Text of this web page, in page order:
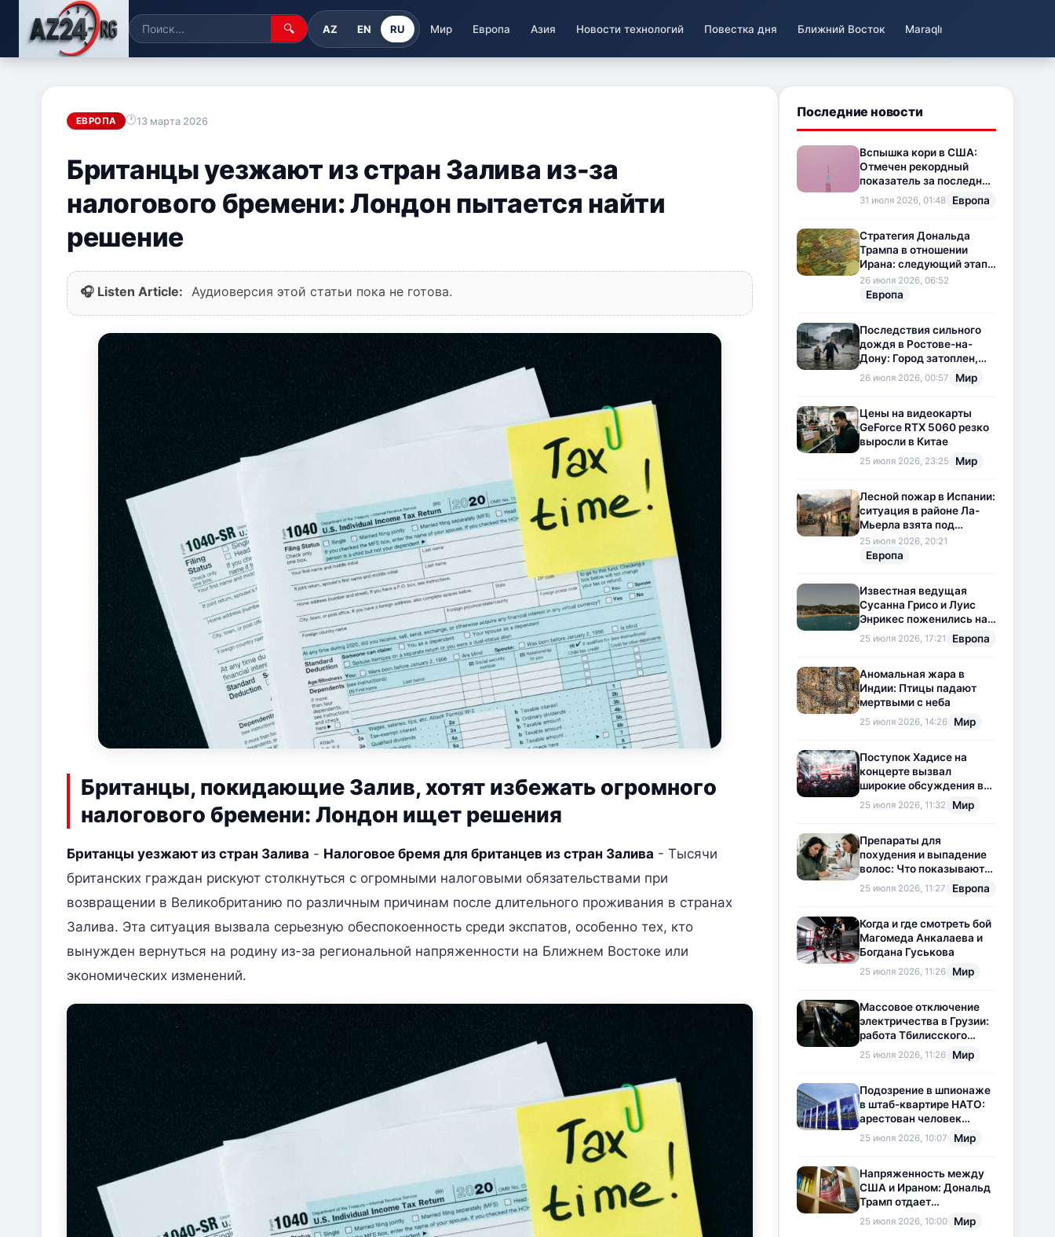
🔍 AZ EN RU Мир Европа Азия Новости технологий Повестка дня Ближний Восток Maraqlı
ЕВРОПА 13 марта 2026
Британцы уезжают из стран Залива из-за
налогового бремени: Лондон пытается найти
решение
🎧 Listen Article: Аудиоверсия этой статьи пока не готова.
Британцы, покидающие Залив, хотят избежать огромного
налогового бремени: Лондон ищет решения
Британцы уезжают из стран Залива - Налоговое бремя для британцев из стран Залива - Тысячи
британских граждан рискуют столкнуться с огромными налоговыми обязательствами при
возвращении в Великобританию по различным причинам после длительного проживания в странах
Залива. Эта ситуация вызвала серьезную обеспокоенность среди экспатов, особенно тех, кто
вынужден вернуться на родину из-за региональной напряженности на Ближнем Востоке или
экономических изменений.
Последние новости
Вспышка кори в США:
Отмечен рекордный
показатель за последние
35 лет
31 июля 2026, 01:48 Европа
Стратегия Дональда
Трампа в отношении
Ирана: следующий этап
напряженности на
Ближнем Востоке
26 июля 2026, 06:52
Европа
Последствия сильного
дождя в Ростове-на-
Дону: Город затоплен,
свет отключен
26 июля 2026, 00:57 Мир
Цены на видеокарты
GeForce RTX 5060 резко
выросли в Китае
25 июля 2026, 23:25 Мир
Лесной пожар в Испании:
ситуация в районе Ла-
Мьерла взята под
контроль
25 июля 2026, 20:21
Европа
Известная ведущая
Сусанна Грисо и Луис
Энрикес поженились на
Коста-Браве
25 июля 2026, 17:21 Европа
Аномальная жара в
Индии: Птицы падают
мертвыми с неба
25 июля 2026, 14:26 Мир
Поступок Хадисе на
концерте вызвал
широкие обсуждения в
социальных сетях
25 июля 2026, 11:32 Мир
Препараты для
похудения и выпадение
волос: Что показывают
новые исследования?
25 июля 2026, 11:27 Европа
Когда и где смотреть бой
Магомеда Анкалаева и
Богдана Гуськова
25 июля 2026, 11:26 Мир
Массовое отключение
электричества в Грузии:
работа Тбилисского
метрополитена
приостановлена
25 июля 2026, 11:26 Мир
Подозрение в шпионаже
в штаб-квартире НАТО:
арестован человек
китайского
происхождения
25 июля 2026, 10:07 Мир
Напряженность между
США и Ираном: Дональд
Трамп отдает
предпочтение
дипломатии
25 июля 2026, 10:00 Мир